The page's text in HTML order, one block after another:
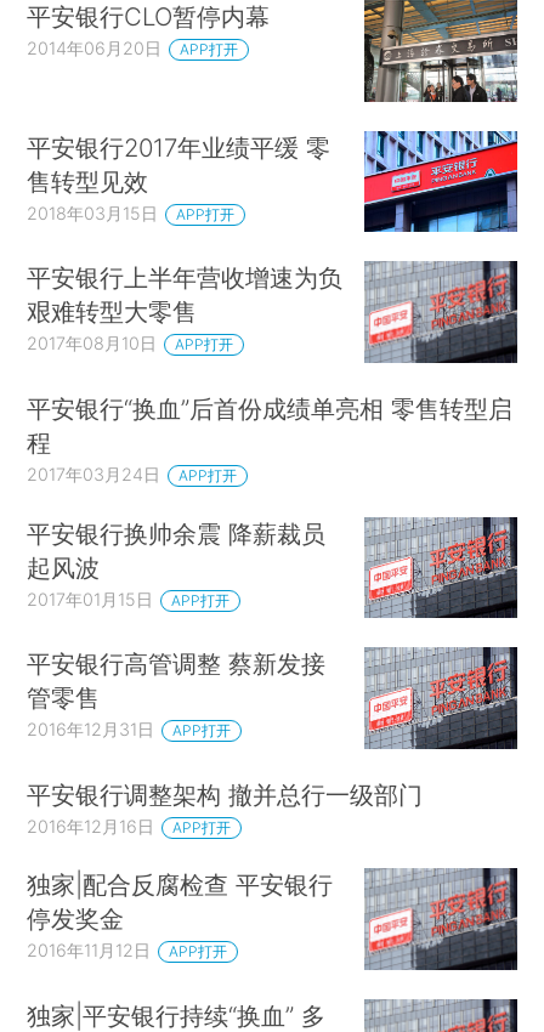
平安银行CLO暂停内幕
2014年06月20日 APP打开
平安银行2017年业绩平缓 零
售转型见效
2018年03月15日 APP打开
平安银行上半年营收增速为负
艰难转型大零售
2017年08月10日 APP打开
平安银行“换血”后首份成绩单亮相 零售转型启
程
2017年03月24日 APP打开
平安银行换帅余震 降薪裁员
起风波
2017年01月15日 APP打开
平安银行高管调整 蔡新发接
管零售
2016年12月31日 APP打开
平安银行调整架构 撤并总行一级部门
2016年12月16日 APP打开
独家|配合反腐检查 平安银行
停发奖金
2016年11月12日 APP打开
独家|平安银行持续“换血” 多